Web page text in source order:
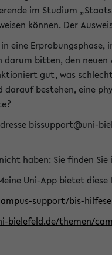
im Studium
können. Der
eine
bitten, den
gut, was
bestehen, eine
bissupport@uni-
haben: Sie finden
Uni-App bietet diese
support/bis-
bielefeld.de/themen/